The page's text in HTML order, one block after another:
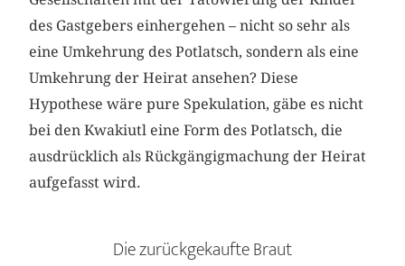
des Gastgebers einhergehen – nicht so sehr als
eine Umkehrung des Potlatsch, sondern als eine
Umkehrung der Heirat ansehen? Diese
Hypothese wäre pure Spekulation, gäbe es nicht
bei den Kwakiutl eine Form des Potlatsch, die
ausdrücklich als Rückgängigmachung der Heirat
aufgefasst wird.
Die zurückgekaufte Braut